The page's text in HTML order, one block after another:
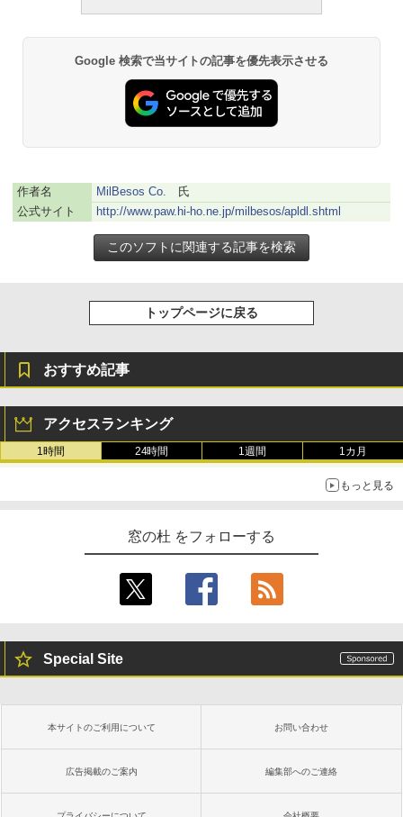
し
￥16,980
Kindle Paperwhite シグニチャーエディ
ブラック
￥27,980
週間持続バッテリー、広告なし、ブラッ
ク
ージ、防水、7インチカラーディスプレ
イ、色調調節ライト、最大8週間持続バッ
テリー、広告無し、ブラック (2025年発
売)
New Amazon Kindle Scribe Colorsoft |
レージ、ノート機能搭載、明るさ自動調
整、色調調節ライト、プレミアムペン付
き、グラファイト
￥115,980
Google 検索で当サイトの記事を優先表示させる
作者名 MilBesos Co. 氏
公式サイト
http://www.paw.hi-ho.ne.jp/milbesos/apldl.shtml
トップページに戻る
おすすめ記事
アクセスランキング
1時間 24時間 1週間 1カ月
もっと見る
窓の杜 をフォローする
Special Site
本サイトのご利用について お問い合わせ
広告掲載のご案内 編集部へのご連絡